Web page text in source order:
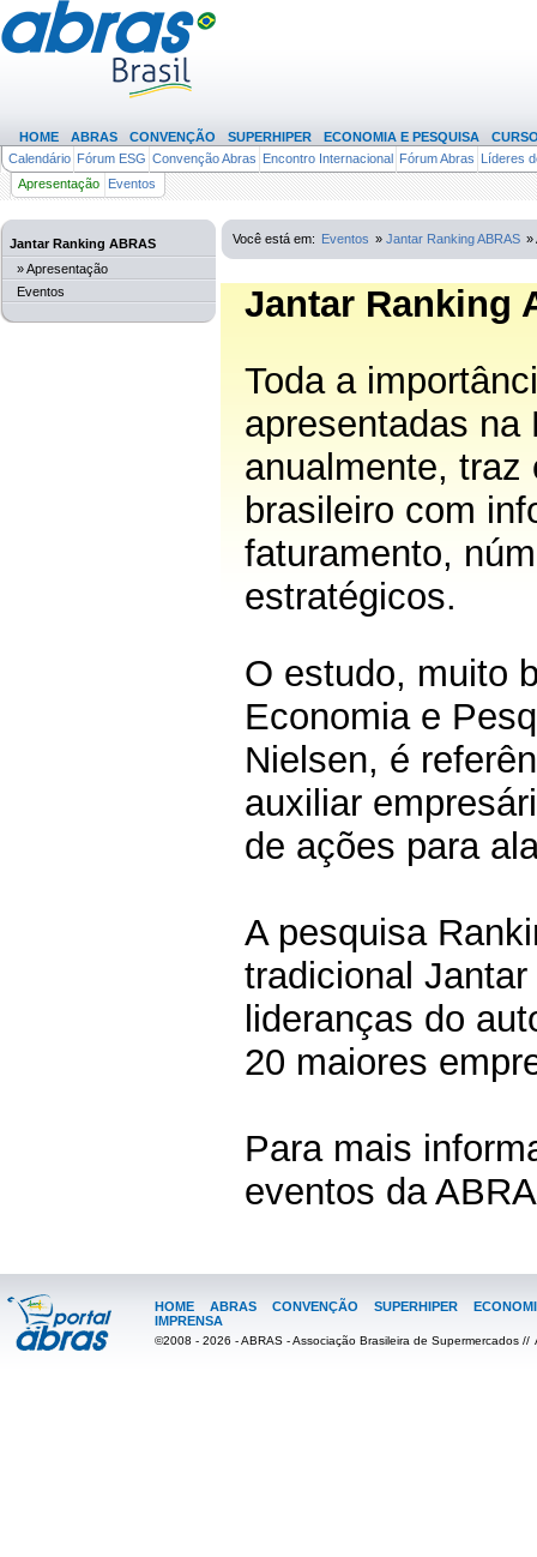
HOME ABRAS CONVENÇÃO SUPERHIPER ECONOMIA E PESQUISA
Calendário Fórum ESG Convenção Abras Encontro Internacional Fórum Abras Líderes
Apresentação
Eventos
Jantar Ranking ABRAS
» Apresentação
Eventos
Você está em: Eventos » Jantar Ranking ABRAS »
Jantar Ranking
Toda a
apresentadas na
anualmente, traz
brasileiro com
faturamento,
estratégicos.
O estudo, muito
Economia e
Nielsen, é
auxiliar
de ações para
A pesquisa
tradicional
lideranças do
20 maiores
Para mais
eventos da
HOME ABRAS CONVENÇÃO SUPERHIPER
IMPRENSA
©2008 - 2026 - ABRAS - Associação Brasileira de Supermercados //